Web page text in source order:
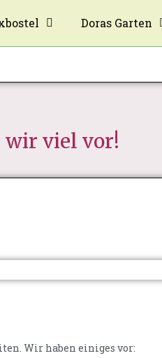
Doras Garten
wir viel vor!
Wir haben einiges vor: